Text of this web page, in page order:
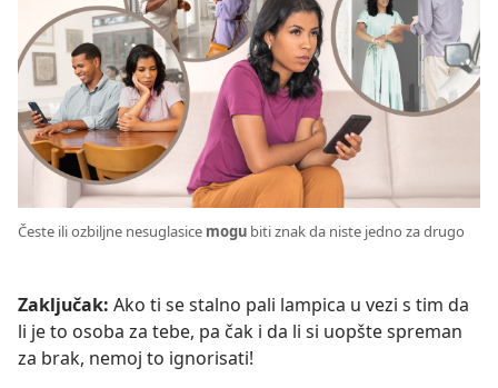
Česte ili ozbiljne nesuglasice mogu biti znak da niste jedno za drugo
Zaključak: Ako ti se stalno pali lampica u vezi s tim da
li je to osoba za tebe, pa čak i da li si uopšte spreman
za brak, nemoj to ignorisati!